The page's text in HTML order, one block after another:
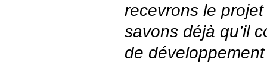
recevrons le
savons déjà qu’il
de